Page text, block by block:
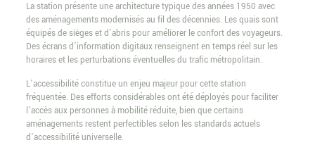
La station présente une architecture typique des années 1950 avec
des aménagements modernisés au fil des décennies. Les quais sont
équipés de sièges et d’abris pour améliorer le confort des voyageurs.
Des écrans d’information digitaux renseignent en temps réel sur les
horaires et les perturbations éventuelles du trafic métropolitain.
L’accessibilité constitue un enjeu majeur pour cette station
fréquentée. Des efforts considérables ont été déployés pour faciliter
l’accès aux personnes à mobilité réduite, bien que certains
aménagements restent perfectibles selon les standards actuels
d’accessibilité universelle.